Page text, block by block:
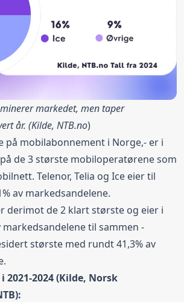
markedet, men taper
år. (Kilde, NTB.no)
på mobilabonnement i Norge,- er i
de 3 største mobiloperatørene som
Telenor, Telia og Ice eier til
av markedsandelene.
derimot de 2 klart største og eier i
markedsandelene til sammen -
største med rundt 41,3% av
2021-2024 (Kilde, Norsk